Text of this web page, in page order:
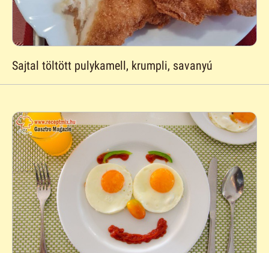
Sajtal töltött pulykamell, krumpli, savanyú